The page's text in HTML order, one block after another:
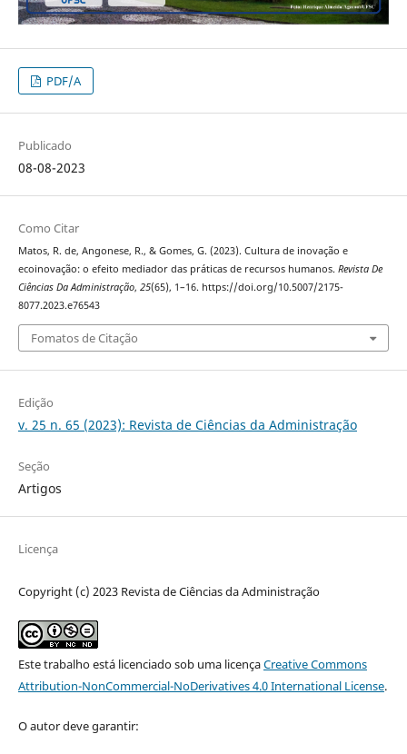
PDF/A
Publicado
08-08-2023
Como Citar
Matos, R. de, Angonese, R., & Gomes, G. (2023). Cultura de inovação e
ecoinovação: o efeito mediador das práticas de recursos humanos. Revista De
Ciências Da Administração, 25(65), 1–16. https://doi.org/10.5007/2175-
8077.2023.e76543
Fomatos de Citação
Edição
v. 25 n. 65 (2023): Revista de Ciências da Administração
Seção
Artigos
Licença
Copyright (c) 2023 Revista de Ciências da Administração
Este trabalho está licenciado sob uma licençaCreative Commons
Attribution-NonCommercial-NoDerivatives 4.0 International License.
O autor deve garantir: